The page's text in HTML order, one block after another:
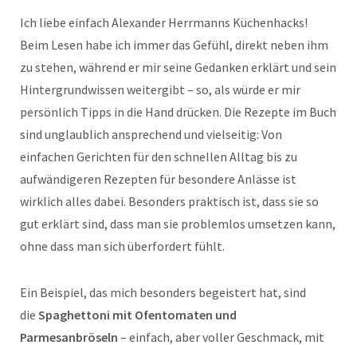
Ich liebe einfach Alexander Herrmanns Küchenhacks!
Beim Lesen habe ich immer das Gefühl, direkt neben ihm
zu stehen, während er mir seine Gedanken erklärt und sein
Hintergrundwissen weitergibt – so, als würde er mir
persönlich Tipps in die Hand drücken. Die Rezepte im Buch
sind unglaublich ansprechend und vielseitig: Von
einfachen Gerichten für den schnellen Alltag bis zu
aufwändigeren Rezepten für besondere Anlässe ist
wirklich alles dabei. Besonders praktisch ist, dass sie so
gut erklärt sind, dass man sie problemlos umsetzen kann,
ohne dass man sich überfordert fühlt.
Ein Beispiel, das mich besonders begeistert hat, sind
die Spaghettoni mit Ofentomaten und
Parmesanbröseln – einfach, aber voller Geschmack, mit